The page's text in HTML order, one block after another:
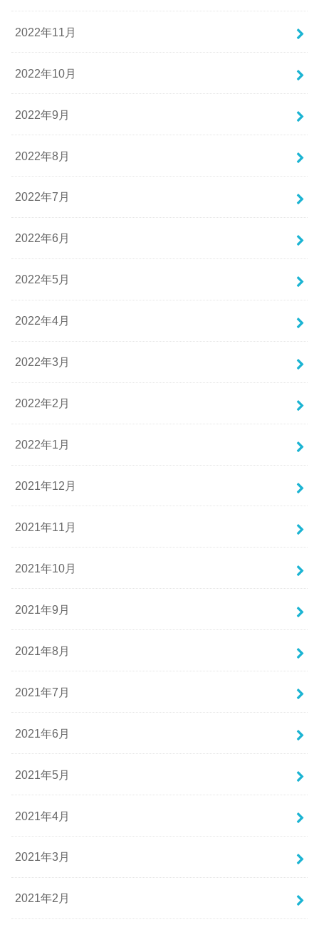
2022年11月
2022年10月
2022年9月
2022年8月
2022年7月
2022年6月
2022年5月
2022年4月
2022年3月
2022年2月
2022年1月
2021年12月
2021年11月
2021年10月
2021年9月
2021年8月
2021年7月
2021年6月
2021年5月
2021年4月
2021年3月
2021年2月